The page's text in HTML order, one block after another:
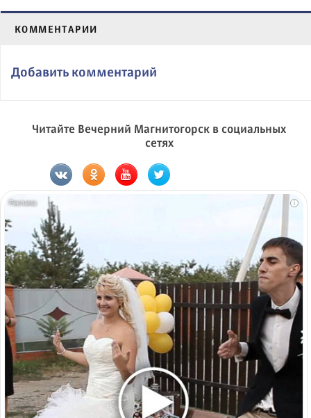
КОММЕНТАРИИ
Добавить комментарий
Читайте Вечерний Магнитогорск в социальных
сетях
i